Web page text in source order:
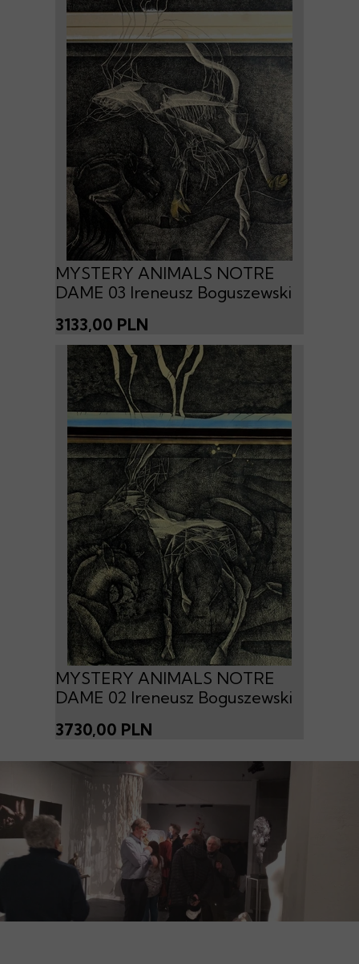
MYSTERY ANIMALS NOTRE
DAME 03 Ireneusz Boguszewski
3133,00 PLN
MYSTERY ANIMALS NOTRE
DAME 02 Ireneusz Boguszewski
3730,00 PLN